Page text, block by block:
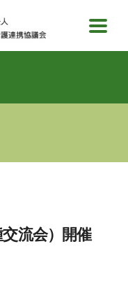
流会）開催